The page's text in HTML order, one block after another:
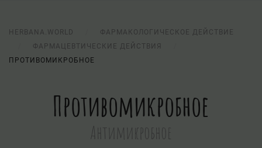
HERBANA.WORLD
ФАРМАКОЛОГИЧЕСКОЕ ДЕЙСТВИЕ
ФАРМАЦЕВТИЧЕСКИЕ ДЕЙСТВИЯ
ПРОТИВОМИКРОБНОЕ
Противомикробное
Антимикробное